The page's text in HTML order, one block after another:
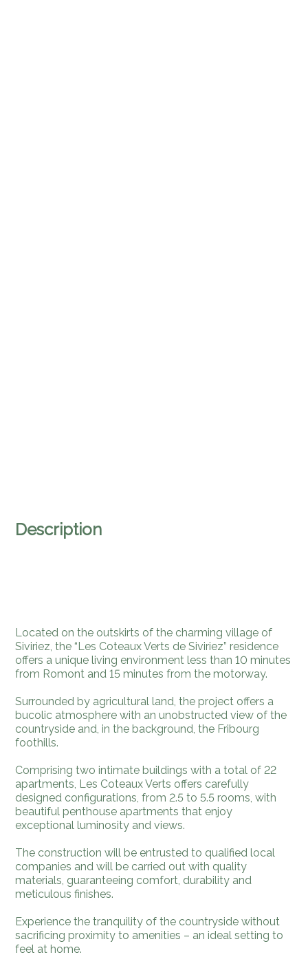
Description
Located on the outskirts of the charming village of
Siviriez, the “Les Coteaux Verts de Siviriez” residence
offers a unique living environment less than 10 minutes
from Romont and 15 minutes from the motorway.
Surrounded by agricultural land, the project offers a
bucolic atmosphere with an unobstructed view of the
countryside and, in the background, the Fribourg
foothills.
Comprising two intimate buildings with a total of 22
apartments, Les Coteaux Verts offers carefully
designed configurations, from 2.5 to 5.5 rooms, with
beautiful penthouse apartments that enjoy
exceptional luminosity and views.
The construction will be entrusted to qualified local
companies and will be carried out with quality
materials, guaranteeing comfort, durability and
meticulous finishes.
Experience the tranquility of the countryside without
sacrificing proximity to amenities – an ideal setting to
feel at home.